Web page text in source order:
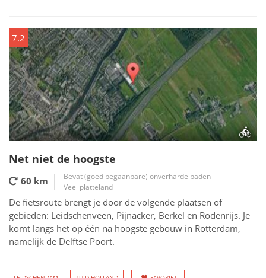
7.2
Net niet de hoogste
60 km
Bevat (goed begaanbare) onverharde paden
Veel platteland
De fietsroute brengt je door de volgende plaatsen of
gebieden: Leidschenveen, Pijnacker, Berkel en Rodenrijs. Je
komt langs het op één na hoogste gebouw in Rotterdam,
namelijk de Delftse Poort.